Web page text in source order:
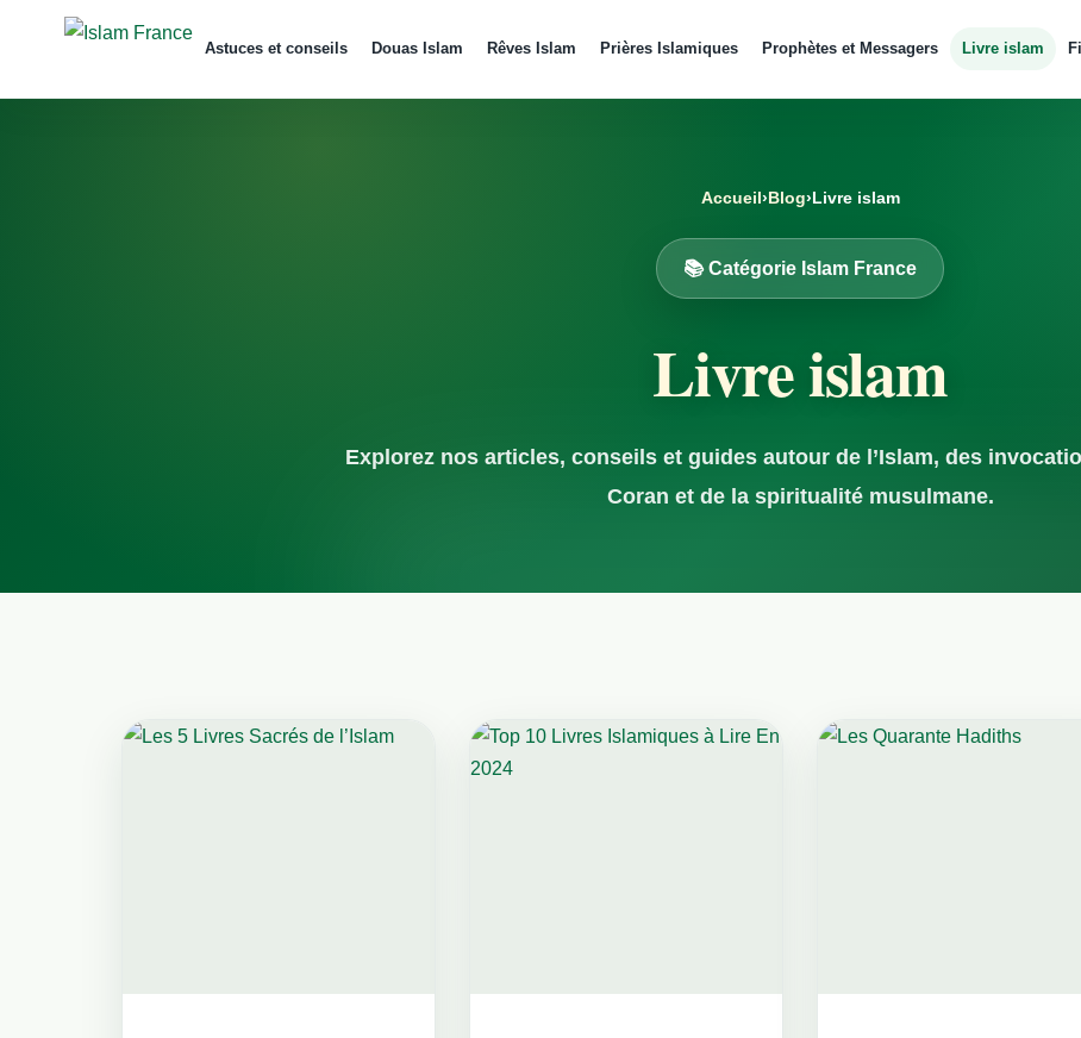
Astuces et conseils Douas Islam Rêves Islam Prières Islamiques Prophètes et Messagers Livre islam
Accueil›Blog›Livre islam
📚 Catégorie Islam France
Livre islam
Explorez nos articles, conseils et guides autour de l’Islam, des
Coran et de la spiritualité musulmane.